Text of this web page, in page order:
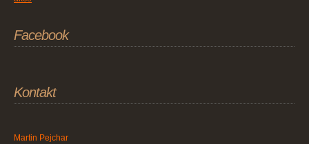
Facebook
Kontakt
Martin Pejchar